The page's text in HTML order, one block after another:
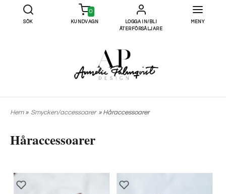
SÖK
0
KUNDVAGN
LOGGA IN/BLI
ÅTERFÖRSÄLJARE
MENY
Hem» Smycken/accessoarer » Håraccessoarer
Håraccessoarer